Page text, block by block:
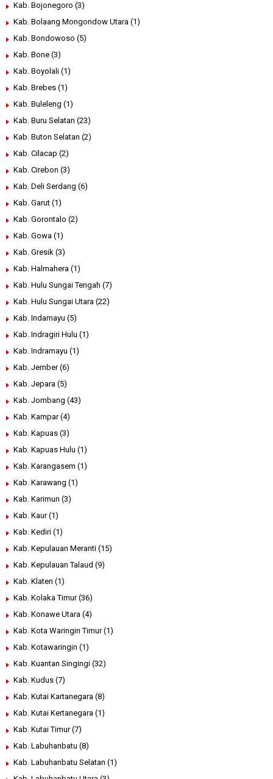
Kab. Bojonegoro (3)
Kab. Bolaang Mongondow Utara (1)
Kab. Bondowoso (5)
Kab. Bone (3)
Kab. Boyolali (1)
Kab. Brebes (1)
Kab. Buleleng (1)
Kab. Buru Selatan (23)
Kab. Buton Selatan (2)
Kab. Cilacap (2)
Kab. Cirebon (3)
Kab. Deli Serdang (6)
Kab. Garut (1)
Kab. Gorontalo (2)
Kab. Gowa (1)
Kab. Gresik (3)
Kab. Halmahera (1)
Kab. Hulu Sungai Tengah (7)
Kab. Hulu Sungai Utara (22)
Kab. Indamayu (5)
Kab. Indragiri Hulu (1)
Kab. Indramayu (1)
Kab. Jember (6)
Kab. Jepara (5)
Kab. Jombang (43)
Kab. Kampar (4)
Kab. Kapuas (3)
Kab. Kapuas Hulu (1)
Kab. Karangasem (1)
Kab. Karawang (1)
Kab. Karimun (3)
Kab. Kaur (1)
Kab. Kediri (1)
Kab. Kepulauan Meranti (15)
Kab. Kepulauan Talaud (9)
Kab. Klaten (1)
Kab. Kolaka Timur (36)
Kab. Konawe Utara (4)
Kab. Kota Waringin Timur (1)
Kab. Kotawaringin (1)
Kab. Kuantan Singingi (32)
Kab. Kudus (7)
Kab. Kutai Kartanegara (8)
Kab. Kutai Kertanegara (1)
Kab. Kutai Timur (7)
Kab. Labuhanbatu (8)
Kab. Labuhanbatu Selatan (1)